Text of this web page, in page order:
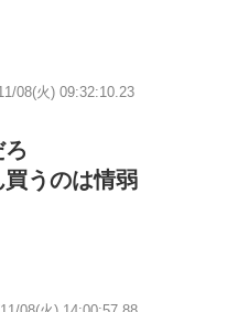
08(火) 09:32:10.23
うのは情弱